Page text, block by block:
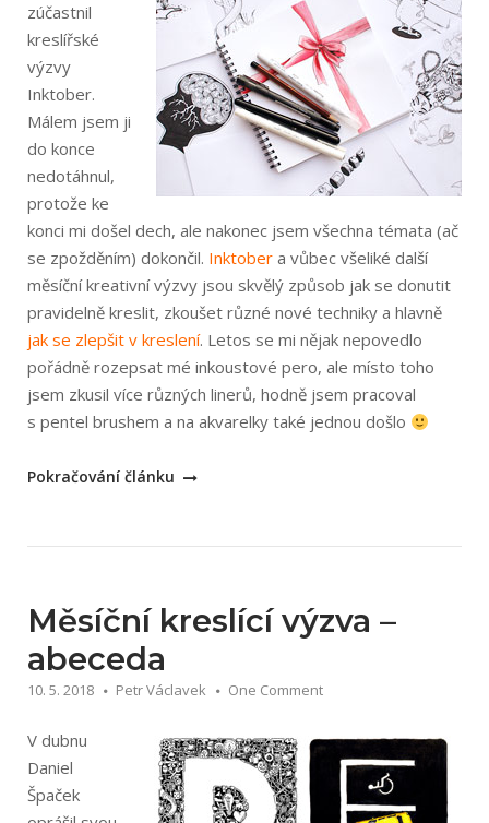
zúčastnil
kreslířské
výzvy
Inktober.
Málem jsem ji
do konce
nedotáhnul,
protože ke
konci mi došel dech, ale nakonec jsem všechna témata (ač
se zpožděním) dokončil. Inktober a vůbec všeliké další
měsíční kreativní výzvy jsou skvělý způsob jak se donutit
pravidelně kreslit, zkoušet různé nové techniky a hlavně
jak se zlepšit v kreslení. Letos se mi nějak nepovedlo
pořádně rozepsat mé inkoustové pero, ale místo toho
jsem zkusil více různých linerů, hodně jsem pracoval
s pentel brushem a na akvarelky také jednou došlo
„Inktober
Pokračování článku
Měsíční kreslící výzva –
abeceda
10. 5. 2018 Petr Václavek One Comment
V dubnu
Daniel
Špaček